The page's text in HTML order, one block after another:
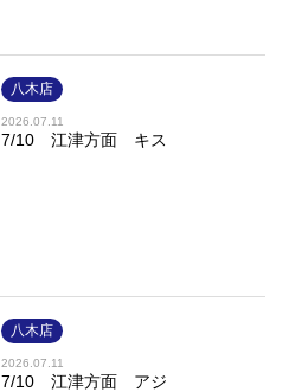
八木店
2026.07.11
7/10 江津方面 キス
八木店
2026.07.11
7/10 江津方面 アジ